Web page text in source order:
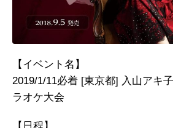
【イベント名】
2019/1/11必着 [東京都] 入山アキ
ラオケ大会